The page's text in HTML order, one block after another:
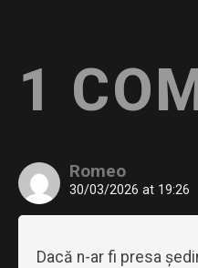
1
Romeo
30/03/2026 at 19:26
Dacă n-ar fi presa